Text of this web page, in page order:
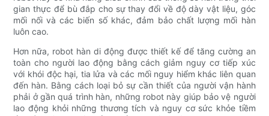
gian thực để bù đắp cho sự thay đổi về độ dày vật liệu, góc
mối nối và các biến số khác, đảm bảo chất lượng mối hàn
luôn cao.
Hơn nữa, robot hàn di động được thiết kế để tăng cường an
toàn cho người lao động bằng cách giảm nguy cơ tiếp xúc
với khói độc hại, tia lửa và các mối nguy hiểm khác liên quan
đến hàn. Bằng cách loại bỏ sự cần thiết của người vận hành
phải ở gần quá trình hàn, những robot này giúp bảo vệ người
lao động khỏi những thương tích và nguy cơ sức khỏe tiềm